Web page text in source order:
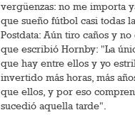
vergüenzas: no me importa
que sueño fútbol casi todas
Postdata: Aún tiro caños y
que escribió Hornby: "La
que hay entre ellos y yo
invertido más horas, más
que ellos, y por eso
sucedió aquella tarde".